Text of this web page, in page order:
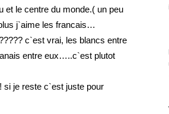
et le centre du monde.( un peu
j`aime les francais…
c`est vrai, les blancs entre
entre eux…..c`est plutot
si je reste c`est juste pour